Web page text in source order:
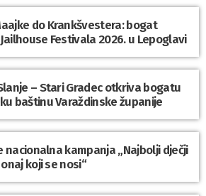
do Krankšvestera: bogat
Festivala 2026. u Lepoglavi
– Stari Gradec otkriva bogatu
baštinu Varaždinske županije
nacionalna kampanja „Najbolji dječji
koji se nosi“